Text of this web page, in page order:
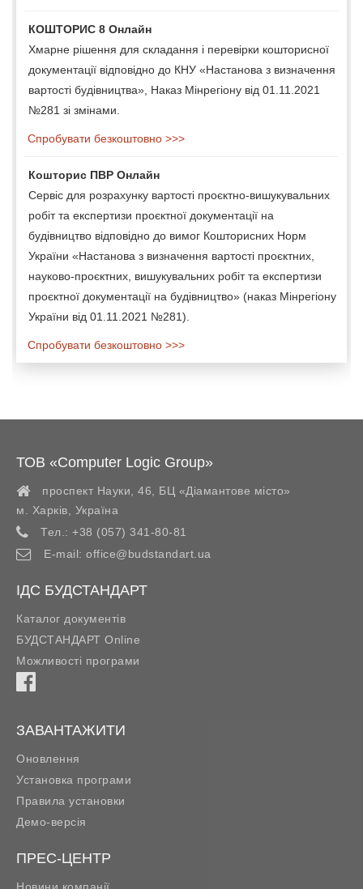
КОШТОРИС 8 Онлайн
Хмарне рішення для складання і перевірки кошторисної
документації відповідно до КНУ «Настанова з визначення
вартості будівництва», Наказ Мінрегіону від 01.11.2021
№281 зі змінами.
Спробувати безкоштовно >>>
Кошторис ПВР Онлайн
Сервіс для розрахунку вартості проєктно-вишукувальних
робіт та експертизи проєктної документації на
будівництво відповідно до вимог Кошторисних Норм
України «Настанова з визначення вартості проєктних,
науково-проєктних, вишукувальних робіт та експертизи
проєктної документації на будівництво» (наказ Мінрегіону
України від 01.11.2021 №281).
Спробувати безкоштовно >>>
ТОВ «Computer Logic Group»
проспект Науки, 46, БЦ «Діамантове місто»
м. Харків
Україна
Тел.: +38 (057) 341-80-81
E-mail: office@budstandart.ua
ІДС БУДСТАНДАРТ
Каталог документів
БУДСТАНДАРТ Online
Можливості програми
ЗАВАНТАЖИТИ
Оновлення
Установка програми
Правила установки
Демо-версія
ПРЕС-ЦЕНТР